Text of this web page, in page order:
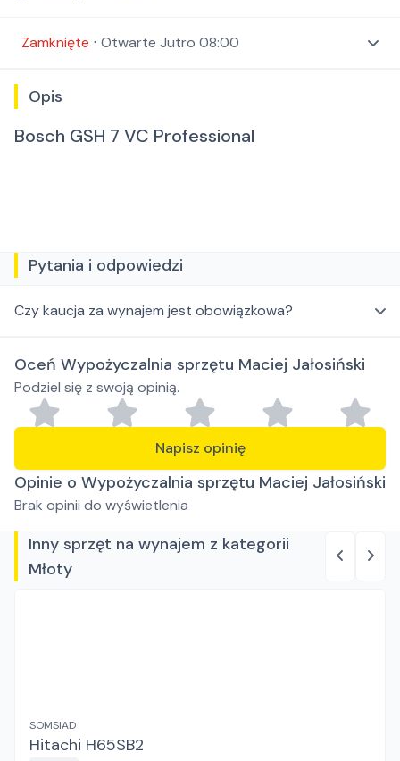
Zamknięte ⋅ Otwarte Jutro 08:00
Opis
Bosch GSH 7 VC Professional
Pytania i odpowiedzi
Czy kaucja za wynajem jest obowiązkowa?
Oceń Wypożyczalnia sprzętu Maciej Jałosiński
Podziel się z swoją opinią.
Napisz opinię
Opinie o Wypożyczalnia sprzętu Maciej Jałosiński
Brak opinii do wyświetlenia
Inny sprzęt na wynajem z kategorii
Młoty
SOMSIAD
Hitachi H65SB2